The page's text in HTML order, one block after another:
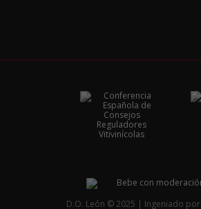
D.O. León © 2025 | Ingeniado por